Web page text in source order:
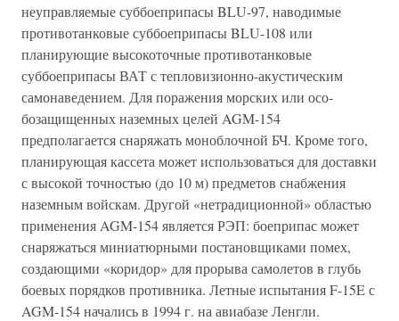
неуправляемые суббоеприпасы BLU-97, наводимые
противотанковые суббоеприпасы BLU-108 или
планирующие высокоточные противотанковые
суббоеприпасы ВАТ с тепловизионно-акустическим
самонаведением. Для поражения морских или осо-
бозащищенных наземных целей AGM-154
предполагается снаряжать моноблочной БЧ. Кроме того,
планирующая кассета может использоваться для доставки
с высокой точностью (до 10 м) предметов снабжения
наземным войскам. Другой «нетрадиционной» областью
применения AGM-154 является РЭП: боеприпас может
снаряжаться миниатюрными постановщиками помех,
создающими «коридор» для прорыва самолетов в глубь
боевых порядков противника. Летные испытания F-15E с
AGM-154 начались в 1994 г. на авиабазе Ленгли.